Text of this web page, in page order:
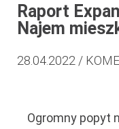
Raport
Najem
28.04.2022 /
Ogromny popyt